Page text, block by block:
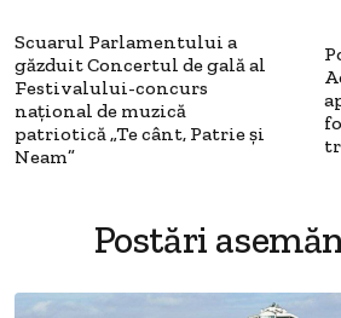
Scuarul Parlamentului a
găzduit Concertul de gală al
Festivalului-concurs
național de muzică
patriotică „Te cânt, Patrie și
Neam”
Postări